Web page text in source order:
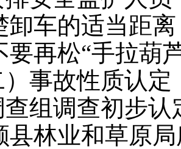
卸车的适当距
要再松“手拉葫
）事故性质认定
组调查初步
县林业和草原